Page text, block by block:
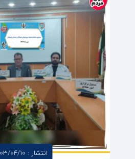
انتشار : 1403/04/10